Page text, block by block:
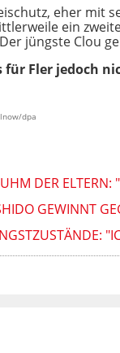
eher mit
ein
jüngste Clou
für Fler jedoch
dpa
DER
GEWINNT